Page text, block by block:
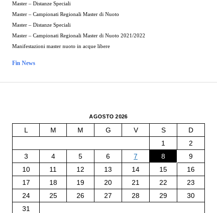
Master – Distanze Speciali
Master – Campionati Regionali Master di Nuoto
Master – Distanze Speciali
Master – Campionati Regionali Master di Nuoto 2021/2022
Manifestazioni master nuoto in acque libere
Fin News
AGOSTO 2026
L M M G V S
D
1
2
3
4 5 6 7 8
9
10
11 12 13 14 15
16
17
18 19 20 21 22
23
24
25 26 27 28 29
30
31